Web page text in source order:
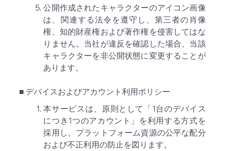
公開作成されたキャラクターのアイコン画像
は、関連する法令を遵守し、第三者の肖像
権、知的財産権および著作権を侵害してはな
りません。当社が違反を確認した場合、当該
キャラクターを非公開状態に変更することが
あります。
■ デバイスおよびアカウント利用ポリシー
本サービスは、原則として「1台のデバイス
につき1つのアカウント」を利用する方式を
採用し、プラットフォーム資源の公平な配分
および不正利用の防止を図ります。